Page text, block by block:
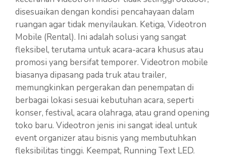
disesuaikan dengan kondisi pencahayaan dalam
ruangan agar tidak menyilaukan. Ketiga, Videotron
Mobile (Rental). Ini adalah solusi yang sangat
fleksibel, terutama untuk acara-acara khusus atau
promosi yang bersifat temporer. Videotron mobile
biasanya dipasang pada truk atau trailer,
memungkinkan pergerakan dan penempatan di
berbagai lokasi sesuai kebutuhan acara, seperti
konser, festival, acara olahraga, atau grand opening
toko baru. Videotron jenis ini sangat ideal untuk
event organizer atau bisnis yang membutuhkan
fleksibilitas tinggi. Keempat, Running Text LED.